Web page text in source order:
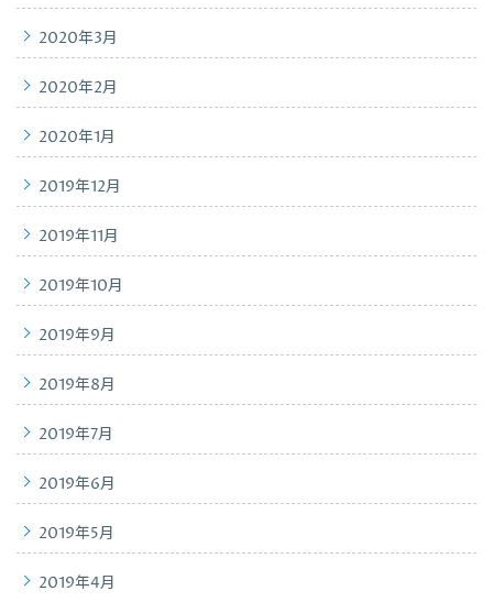
2020年3月
2020年2月
2020年1月
2019年12月
2019年11月
2019年10月
2019年9月
2019年8月
2019年7月
2019年6月
2019年5月
2019年4月